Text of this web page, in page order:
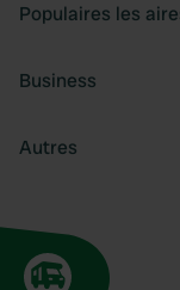
Populaires les
Business
Autres